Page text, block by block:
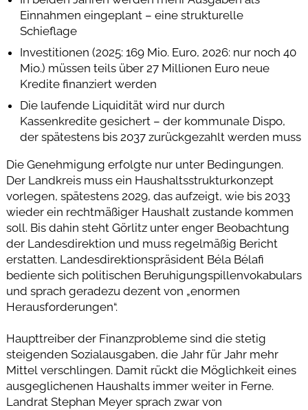
Einnahmen eingeplant – eine strukturelle
Schieflage
Investitionen (2025: 169 Mio. Euro, 2026: nur noch 40
Mio.) müssen teils über 27 Millionen Euro neue
Kredite finanziert werden
Die laufende Liquidität wird nur durch
Kassenkredite gesichert – der kommunale Dispo,
der spätestens bis 2037 zurückgezahlt werden muss
Die Genehmigung erfolgte nur unter Bedingungen.
Der Landkreis muss ein Haushaltsstrukturkonzept
vorlegen, spätestens 2029, das aufzeigt, wie bis 2033
wieder ein rechtmäßiger Haushalt zustande kommen
soll. Bis dahin steht Görlitz unter enger Beobachtung
der Landesdirektion und muss regelmäßig Bericht
erstatten. Landesdirektionspräsident Béla Bélafi
bediente sich politischen Beruhigungspillenvokabulars
und sprach geradezu dezent von „enormen
Herausforderungen“.
Haupttreiber der Finanzprobleme sind die stetig
steigenden Sozialausgaben, die Jahr für Jahr mehr
Mittel verschlingen. Damit rückt die Möglichkeit eines
ausgeglichenen Haushalts immer weiter in Ferne.
Landrat Stephan Meyer sprach zwar von